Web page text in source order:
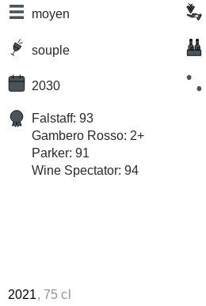
moyen
souple
2030
Falstaff: 93
Gambero Rosso: 2+
Parker: 91
Wine Spectator: 94
2021, 75 cl